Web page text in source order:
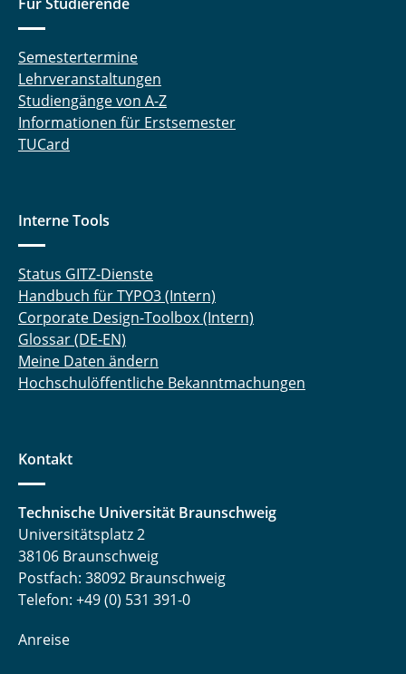
Semestertermine
Lehrveranstaltungen
Studiengänge von A-Z
Informationen für Erstsemester
TUCard
Interne Tools
Status GITZ-Dienste
Handbuch für TYPO3 (Intern)
Corporate Design-Toolbox (Intern)
Glossar (DE-EN)
Meine Daten ändern
Hochschulöffentliche Bekanntmachungen
Kontakt
Technische Universität Braunschweig
Universitätsplatz 2
38106 Braunschweig
Postfach: 38092 Braunschweig
Telefon: +49 (0) 531 391-0
Anreise